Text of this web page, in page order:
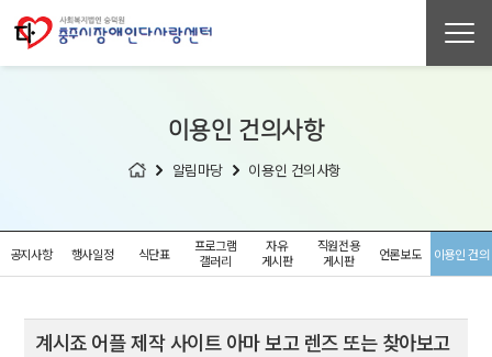
이용인 건의사항
알림마당 이용인 건의사항
공지사항 행사일정 식단표
프로그램
갤러리
자유
게시판
직원전용
게시판
언론보도 이용인 건의
계시죠 어플 제작 사이트 아마 보고 렌즈 또는 찾아보고